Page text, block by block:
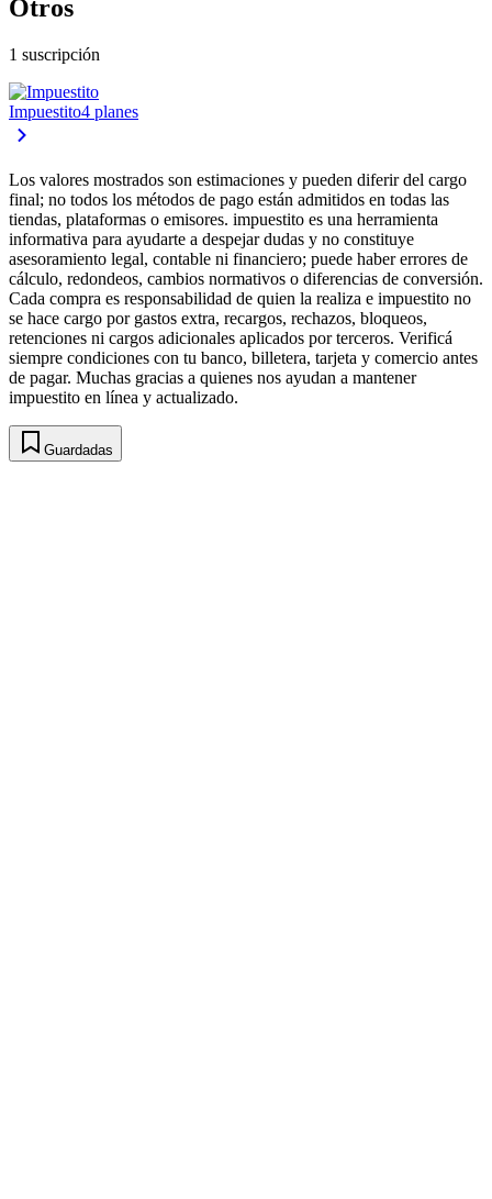
Otros
1 suscripción
Impuestito4 planes
Los valores mostrados son estimaciones y pueden diferir del cargo
final; no todos los métodos de pago están admitidos en todas las
tiendas, plataformas o emisores. impuestito es una herramienta
informativa para ayudarte a despejar dudas y no constituye
asesoramiento legal, contable ni financiero; puede haber errores de
cálculo, redondeos, cambios normativos o diferencias de conversión.
Cada compra es responsabilidad de quien la realiza e impuestito no
se hace cargo por gastos extra, recargos, rechazos, bloqueos,
retenciones ni cargos adicionales aplicados por terceros. Verificá
siempre condiciones con tu banco, billetera, tarjeta y comercio antes
de pagar. Muchas gracias a quienes nos ayudan a mantener
impuestito en línea y actualizado.
Guardadas